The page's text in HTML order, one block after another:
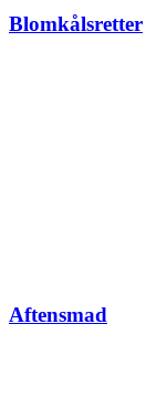
Blomkålsretter
Aftensmad